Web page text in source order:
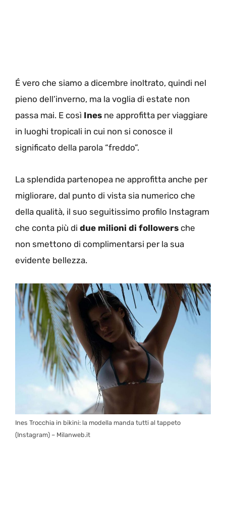
É vero che siamo a dicembre inoltrato, quindi nel
pieno dell’inverno, ma la voglia di estate non
passa mai. E così Ines ne approfitta per viaggiare
in luoghi tropicali in cui non si conosce il
significato della parola “freddo”.
La splendida partenopea ne approfitta anche per
migliorare, dal punto di vista sia numerico che
della qualità, il suo seguitissimo profilo Instagram
che conta più di due milioni di followers che
non smettono di complimentarsi per la sua
evidente bellezza.
Ines Trocchia in bikini: la modella manda tutti al tappeto
(Instagram) – Milanweb.it